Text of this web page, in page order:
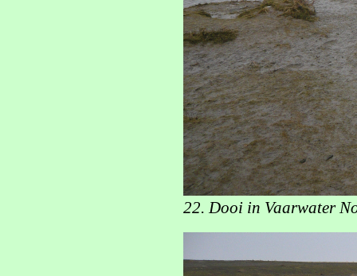
22. Dooi in Vaarwater